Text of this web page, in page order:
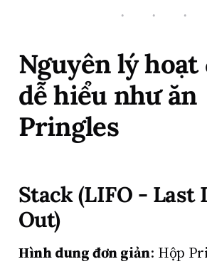
Nguyên lý hoạt
dễ hiểu như ăn
Pringles
Stack (LIFO - Last
Out)
Hình dung đơn giản: Hộp